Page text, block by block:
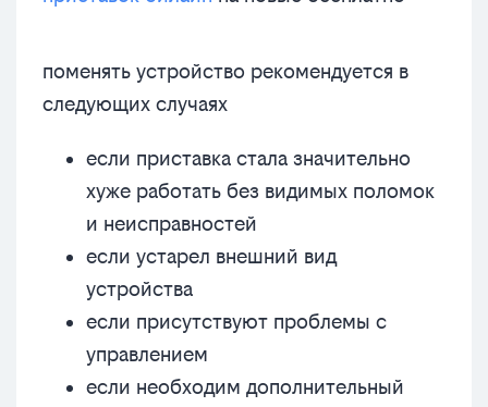
поменять устройство рекомендуется в
следующих случаях
если приставка стала значительно
хуже работать без видимых поломок
и неисправностей
если устарел внешний вид
устройства
если присутствуют проблемы с
управлением
если необходим дополнительный